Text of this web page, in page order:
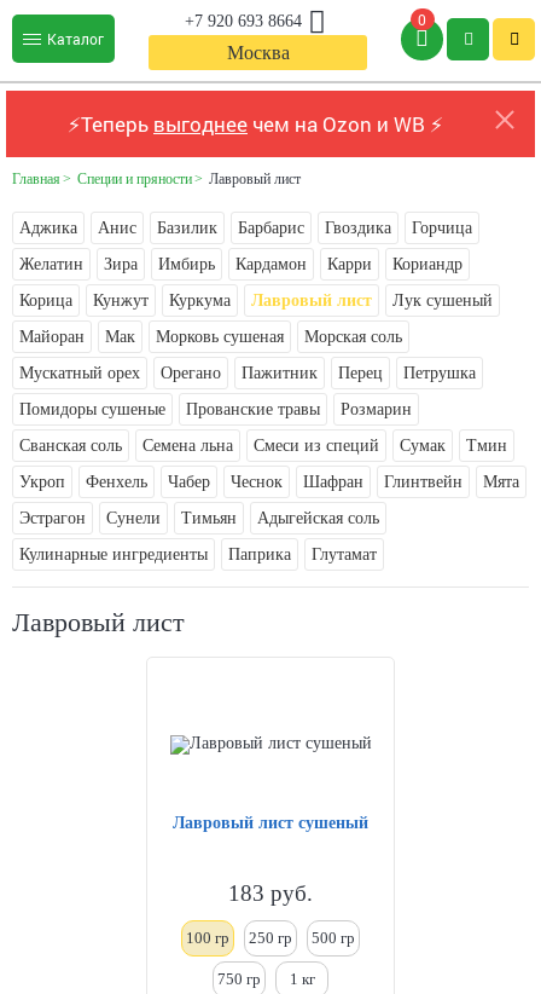
Каталог
Москва
+7 920 693 8664 0
⚡Теперь выгоднее чем на Ozon и WB ⚡
Главная Специи и пряности Лавровый лист
Аджика Анис Базилик Барбарис Гвоздика
Горчица
Желатин
Зира Имбирь Кардамон Карри
Кориандр
Корица
Кунжут Куркума Лавровый лист
Лук сушеный
Майоран
Мак Морковь сушеная
Морская соль
Мускатный орех
Орегано Пажитник Перец
Петрушка
Помидоры сушеные
Прованские травы
Розмарин
Сванская соль
Семена льна Смеси из специй Сумак
Тмин
Укроп
Фенхель Чабер Чеснок Шафран Глинтвейн
Мята
Эстрагон
Сунели Тимьян
Адыгейская соль
Кулинарные ингредиенты
Паприка Глутамат
Лавровый лист
Лавровый лист сушеный
183 руб.
100 гр 250 гр 500 гр
750 гр 1 кг